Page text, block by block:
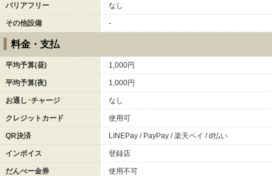
バリアフリー なし
その他設備 -
料金・支払
平均予算(昼) 1,000円
平均予算(夜) 1,000円
お通し･チャージ なし
クレジットカード 使用可
QR決済 LINEPay / PayPay / 楽天ペイ / d払い
インボイス 登録店
だんべー金券 使用不可